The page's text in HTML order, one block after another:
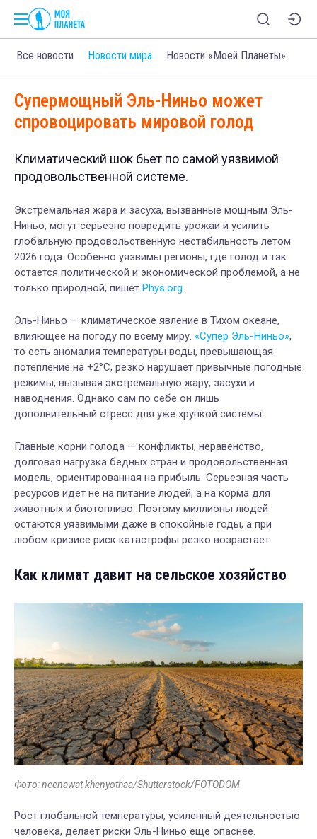
Все новости Новости мира Новости «Моей Планеты»
Супермощный Эль-Ниньо может
спровоцировать мировой голод
Климатический шок бьет по самой уязвимой
продовольственной системе.
Экстремальная жара и засуха, вызванные мощным Эль-
Ниньо, могут серьезно повредить урожаи и усилить
глобальную продовольственную нестабильность летом
2026 года. Особенно уязвимы регионы, где голод и так
остается политической и экономической проблемой, а не
только природной, пишет Phys.org.
Эль-Ниньо — климатическое явление в Тихом океане,
влияющее на погоду по всему миру. «Супер Эль-Ниньо»,
то есть аномалия температуры воды, превышающая
потепление на +2°C, резко нарушает привычные погодные
режимы, вызывая экстремальную жару, засухи и
наводнения. Однако сам по себе он лишь
дополнительный стресс для уже хрупкой системы.
Главные корни голода — конфликты, неравенство,
долговая нагрузка бедных стран и продовольственная
модель, ориентированная на прибыль. Серьезная часть
ресурсов идет не на питание людей, а на корма для
животных и биотопливо. Поэтому миллионы людей
остаются уязвимыми даже в спокойные годы, а при
любом кризисе риск катастрофы резко возрастает.
Как климат давит на сельское хозяйство
Фото: neenawat khenyothaa/Shutterstock/FOTODOM
Рост глобальной температуры, усиленный деятельностью
человека, делает риски Эль-Ниньо еще опаснее.